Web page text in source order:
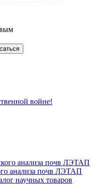
войне!
анализа почв ЛЭТАП